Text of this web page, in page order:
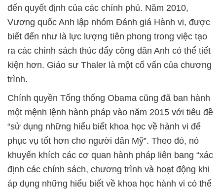
đến quyết định của các chính phủ. Năm 2010,
Vương quốc Anh lập nhóm Đánh giá Hành vi, được
biết đến như là lực lượng tiên phong trong việc tạo
ra các chính sách thúc đẩy công dân Anh có thể tiết
kiện hơn. Giáo sư Thaler là một cố vấn của chương
trình.
Chính quyền Tổng thống Obama cũng đã ban hành
một mệnh lệnh hành pháp vào năm 2015 với tiêu đề
“sử dụng những hiểu biết khoa học về hành vi để
phục vụ tốt hơn cho người dân Mỹ”. Theo đó, nó
khuyến khích các cơ quan hành pháp liên bang “xác
định các chính sách, chương trình và hoạt động khi
áp dụng những hiểu biết về khoa học hành vi có thể